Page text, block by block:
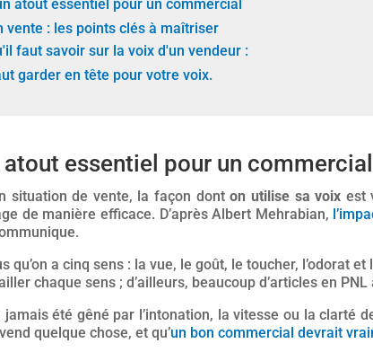
atout essentiel pour un commercial
vente : les points clés à maîtriser
faut savoir sur la voix d'un vendeur :
garder en tête pour votre voix.
atout essentiel pour un commercial
situation de vente, la façon donton utilise sa voix est
de manière efficace. D’après Albert Mehrabian,
qu’on a cinq sens : la vue, le goût, le toucher, l’odorat
chaque sens ; d’ailleurs, beaucoup d’articles en
jamais été gêné par l’intonation, la vitesse ou la clarté
quelque chose, et qu’un bon commercial devrait